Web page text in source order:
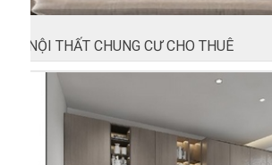
NỘI THẤT CHUNG CƯ CHO THUÊ